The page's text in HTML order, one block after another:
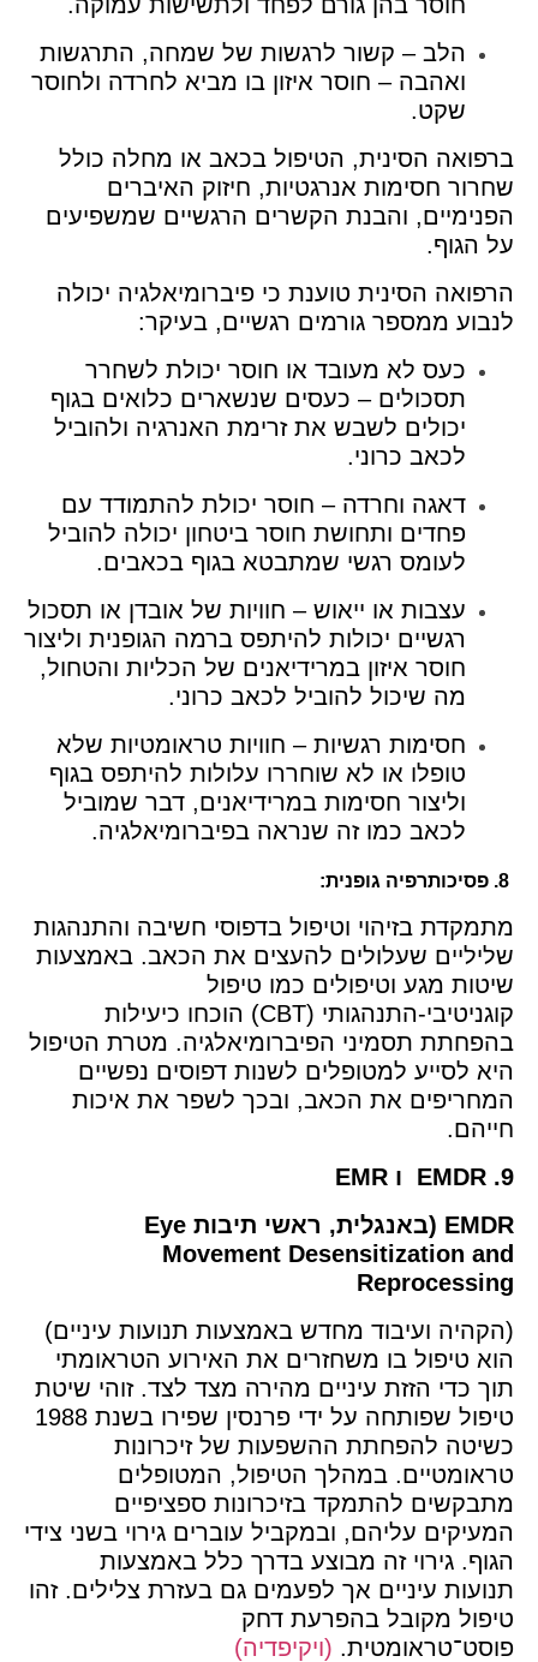
הלב – קשור לרגשות של שמחה, התרגשות
ואהבה – חוסר איזון בו מביא לחרדה ולחוסר
שקט.
ברפואה הסינית, הטיפול בכאב או מחלה כולל
שחרור חסימות אנרגטיות, חיזוק האיברים
הפנימיים, והבנת הקשרים הרגשיים שמשפיעים
על הגוף.
הרפואה הסינית טוענת כי פיברומיאלגיה יכולה
לנבוע ממספר גורמים רגשיים, בעיקר:
כעס לא מעובד או חוסר יכולת לשחרר
תסכולים – כעסים שנשארים כלואים בגוף
יכולים לשבש את זרימת האנרגיה ולהוביל
לכאב כרוני.
דאגה וחרדה – חוסר יכולת להתמודד עם
פחדים ותחושת חוסר ביטחון יכולה להוביל
לעומס רגשי שמתבטא בגוף בכאבים.
עצבות או ייאוש – חוויות של אובדן או תסכול
רגשיים יכולות להיתפס ברמה הגופנית וליצור
חוסר איזון במרידיאנים של הכליות והטחול,
מה שיכול להוביל לכאב כרוני.
חסימות רגשיות – חוויות טראומטיות שלא
טופלו או לא שוחררו עלולות להיתפס בגוף
וליצור חסימות במרידיאנים, דבר שמוביל
לכאב כמו זה שנראה בפיברומיאלגיה.
מתמקדת בזיהוי וטיפול בדפוסי חשיבה והתנהגות
שליליים שעלולים להעצים את הכאב. באמצעות
שיטות מגע וטיפולים כמו טיפול
קוגניטיבי-התנהגותי (CBT) הוכחו כיעילות
בהפחתת תסמיני הפיברומיאלגיה. מטרת הטיפול
היא לסייע למטופלים לשנות דפוסים נפשיים
המחריפים את הכאב, ובכך לשפר את איכות
חייהם.
9. EMDR ו EMR
EMDR (באנגלית, ראשי תיבות Eye
Movement Desensitization and
Reprocessing
(הקהיה ועיבוד מחדש באמצעות תנועות עיניים)
הוא טיפול בו משחזרים את האירוע הטראומתי
תוך כדי הזזת עיניים מהירה מצד לצד. זוהי שיטת
טיפול שפותחה על ידי פרנסין שפירו בשנת 1988
כשיטה להפחתת ההשפעות של זיכרונות
טראומטיים. במהלך הטיפול, המטופלים
מתבקשים להתמקד בזיכרונות ספציפיים
המעיקים עליהם, ובמקביל עוברים גירוי בשני צידי
הגוף. גירוי זה מבוצע בדרך כלל באמצעות
תנועות עיניים אך לפעמים גם בעזרת צלילים.זהו
טיפול מקובל בהפרעת דחק
פוסט־טראומטית. (ויקיפדיה)